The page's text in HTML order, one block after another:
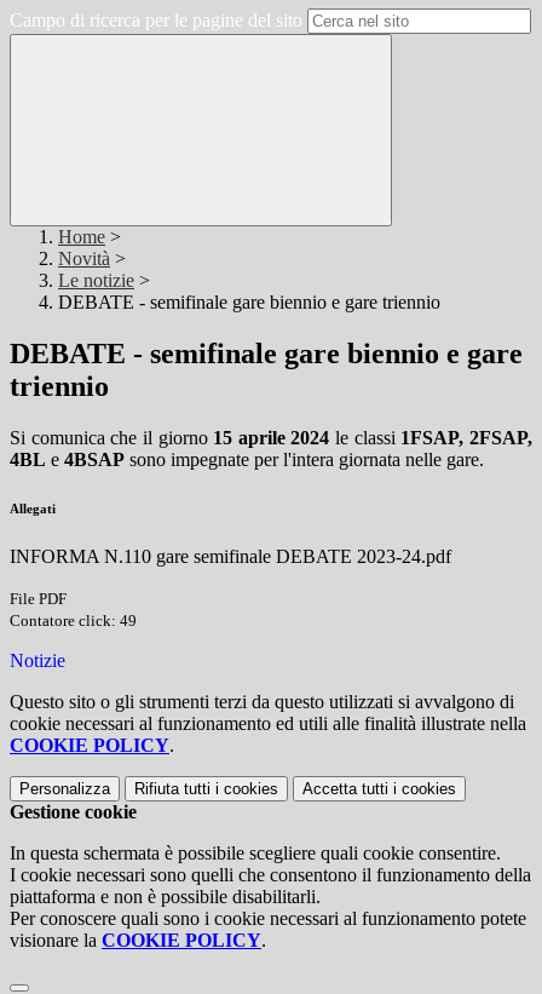
Campo di ricerca per le pagine del sito
Home >
Novità >
Le notizie >
DEBATE - semifinale gare biennio e gare triennio
DEBATE - semifinale gare biennio e gare
triennio
Si comunica che il giorno 15 aprile 2024 le classi 1FSAP, 2FSAP,
4BL e 4BSAP sono impegnate per l'intera giornata nelle gare.
Allegati
INFORMA N.110 gare semifinale DEBATE 2023-24.pdf
File PDF
Contatore click: 49
Notizie
Questo sito o gli strumenti terzi da questo utilizzati si avvalgono di
cookie necessari al funzionamento ed utili alle finalità illustrate nella
COOKIE POLICY.
Personalizza Rifiuta tutti i cookies Accetta tutti i cookies
Gestione cookie
In questa schermata è possibile scegliere quali cookie consentire.
I cookie necessari sono quelli che consentono il funzionamento della
piattaforma e non è possibile disabilitarli.
Per conoscere quali sono i cookie necessari al funzionamento potete
visionare la COOKIE POLICY.